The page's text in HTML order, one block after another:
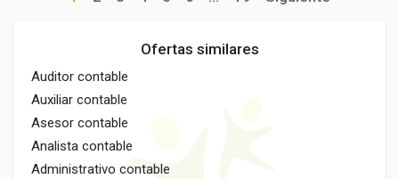
Ofertas similares
Auditor contable
Auxiliar contable
Asesor contable
Analista contable
Administrativo contable